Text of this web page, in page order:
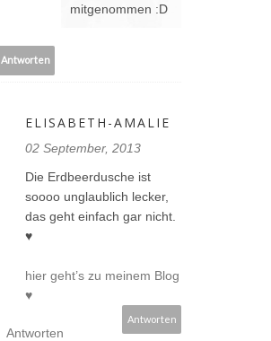
mitgenommen :D
Antworten
ELISABETH-AMALIE
02 September, 2013
Die Erdbeerdusche ist
soooo unglaublich lecker,
das geht einfach gar nicht.
♥
hier geht’s zu meinem Blog
♥
Antworten
Antworten